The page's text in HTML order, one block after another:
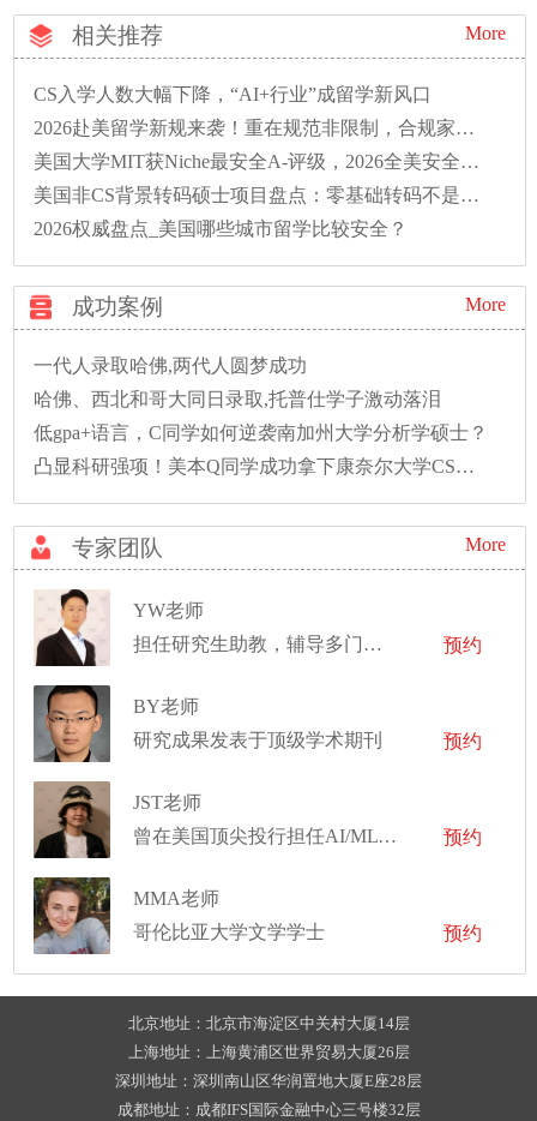
相关推荐 More
CS入学人数大幅下降，“AI+行业”成留学新风口
2026赴美留学新规来袭！重在规范非限制，合规家庭从容应对
美国大学MIT获Niche最安全A-评级，2026全美安全校园榜单解读
美国非CS背景转码硕士项目盘点：零基础转码不是梦！
2026权威盘点_美国哪些城市留学比较安全？
成功案例 More
一代人录取哈佛,两代人圆梦成功
哈佛、西北和哥大同日录取,托普仕学子激动落泪
低gpa+语言，C同学如何逆袭南加州大学分析学硕士？
凸显科研强项！美本Q同学成功拿下康奈尔大学CS硕士录取！
专家团队 More
YW老师
担任研究生助教，辅导多门学科，并在实验车间监督管理学生的机械设计项目
预约
BY老师
研究成果发表于顶级学术期刊
预约
JST老师
曾在美国顶尖投行担任AI/ML Quantitative Associate的量化从业者
预约
MMA老师
哥伦比亚大学文学学士
预约
北京地址：北京市海淀区中关村大厦14层
上海地址：上海黄浦区世界贸易大厦26层
深圳地址：深圳南山区华润置地大厦E座28层
成都地址：成都IFS国际金融中心三号楼32层